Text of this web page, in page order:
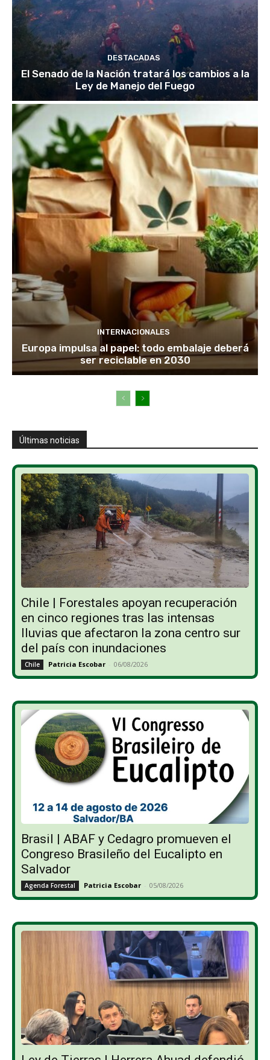
DESTACADAS
El Senado de la Nación tratará los cambios a la
Ley de Manejo del Fuego
INTERNACIONALES
Europa impulsa al papel: todo embalaje deberá
ser reciclable en 2030
Últimas noticias
Chile | Forestales apoyan recuperación
en cinco regiones tras las intensas
lluvias que afectaron la zona centro sur
del país con inundaciones
Chile Patricia Escobar - 06/08/2026
Brasil | ABAF y Cedagro promueven el
Congreso Brasileño del Eucalipto en
Salvador
Agenda Forestal Patricia Escobar - 05/08/2026